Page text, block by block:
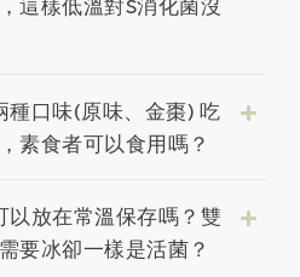
這樣低溫對S消化菌沒
種口味(原味、金棗) 吃
素食者可以食用嗎？
以放在常溫保存嗎？雙
要冰卻一樣是活菌？